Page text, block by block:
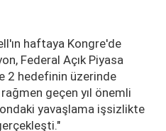
haftaya Kongre'de
Federal Açık Piyasa
2 hedefinin üzerinde
geçen yıl önemli
yavaşlama işsizlikte